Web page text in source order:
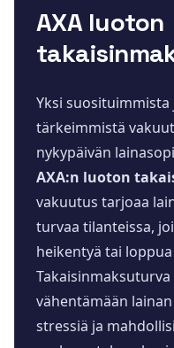
AXA luoton
Yksi
tärkeimmistä
nykypäivän
AXA:n luoton
vakuutus tarjoaa
turvaa tilanteissa,
heikentyä tai
vähentämään
stressiä ja